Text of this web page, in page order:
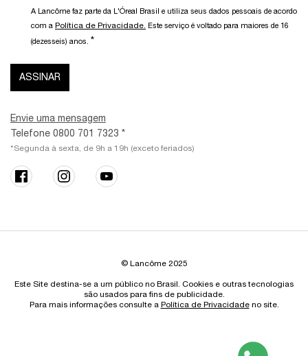
A Lancôme faz parte da L'Óreal Brasil e utiliza seus dados pessoais de acordo
com a Política de Privacidade. Este serviço é voltado para maiores de 16
(dezesseis) anos. *
ASSINAR
Envie uma mensagem
Telefone 0800 701 7323 *
*Segunda à sexta, de 9h a 19h (exceto feriados)
© Lancôme 2025
Este Site destina-se a um público no Brasil. Cookies e outras tecnologias
são usados para fins de publicidade.
Para mais informações consulte a Política de Privacidadeno site.